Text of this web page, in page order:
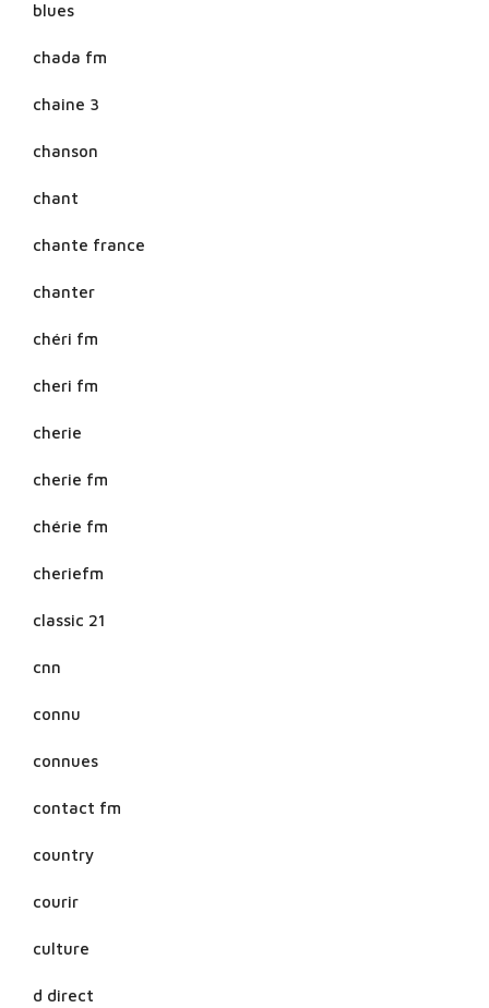
blues
chada fm
chaine 3
chanson
chant
chante france
chanter
chéri fm
cheri fm
cherie
cherie fm
chérie fm
cheriefm
classic 21
cnn
connu
connues
contact fm
country
courir
culture
d direct